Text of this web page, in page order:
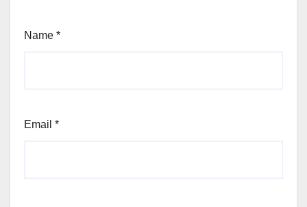
Name *
Email *